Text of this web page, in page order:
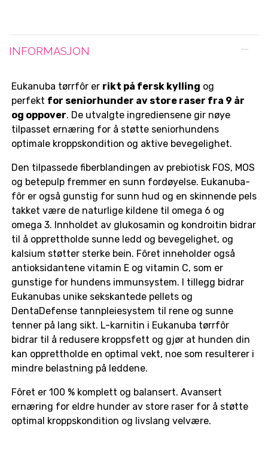
INFORMASJON
Eukanuba tørrfôr er rikt på fersk kylling og
perfekt for seniorhunder av store raser fra 9 år
og oppover. De utvalgte ingrediensene gir nøye
tilpasset ernæring for å støtte seniorhundens
optimale kroppskondition og aktive bevegelighet.
Den tilpassede fiberblandingen av prebiotisk FOS, MOS
og betepulp fremmer en sunn fordøyelse. Eukanuba-
fôr er også gunstig for sunn hud og en skinnende pels
takket være de naturlige kildene til omega 6 og
omega 3. Innholdet av glukosamin og kondroitin bidrar
til å opprettholde sunne ledd og bevegelighet, og
kalsium støtter sterke bein. Fôret inneholder også
antioksidantene vitamin E og vitamin C, som er
gunstige for hundens immunsystem. I tillegg bidrar
Eukanubas unike sekskantede pellets og
DentaDefense tannpleiesystem til rene og sunne
tenner på lang sikt. L-karnitin i Eukanuba tørrfôr
bidrar til å redusere kroppsfett og gjør at hunden din
kan opprettholde en optimal vekt, noe som resulterer i
mindre belastning på leddene.
Fôret er 100 % komplett og balansert. Avansert
ernæring for eldre hunder av store raser for å støtte
optimal kroppskondition og livslang velvære.